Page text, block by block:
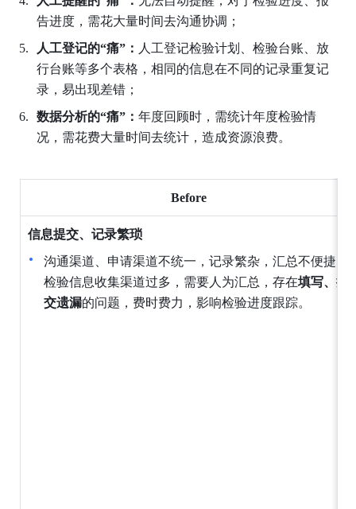
告进度，需花大量时间去沟通协调；
人工登记的“痛”： 人工登记检验计划、检验台账、放
行台账等多个表格，相同的信息在不同的记录重复记
录，易出现差错；
数据分析的“痛”： 年度回顾时，需统计年度检验情
况，需花费大量时间去统计，造成资源浪费。
Before
信息提交、记录繁琐
沟通渠道、申请渠道不统一，记录繁杂，汇总不便捷。
检验信息收集渠道过多，需要人为汇总，存在填写、提
交遗漏的问题，费时费力，影响检验进度跟踪。